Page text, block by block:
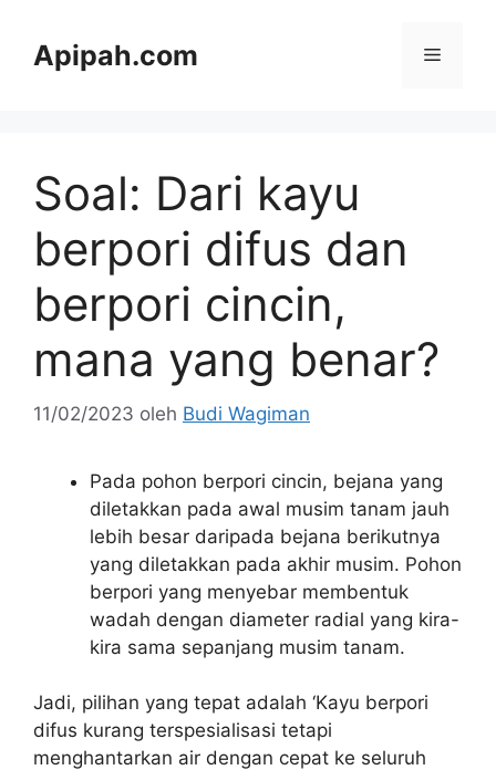
Apipah.com Menu
Soal: Dari kayu
berpori difus dan
berpori cincin,
mana yang benar?
11/02/2023 oleh Budi Wagiman
Pada pohon berpori cincin, bejana yang
diletakkan pada awal musim tanam jauh
lebih besar daripada bejana berikutnya
yang diletakkan pada akhir musim. Pohon
berpori yang menyebar membentuk
wadah dengan diameter radial yang kira-
kira sama sepanjang musim tanam.
Jadi, pilihan yang tepat adalah ‘Kayu berpori
difus kurang terspesialisasi tetapi
menghantarkan air dengan cepat ke seluruh